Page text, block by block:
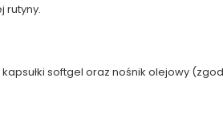
rutyny.
kapsułki softgel oraz nośnik olejowy